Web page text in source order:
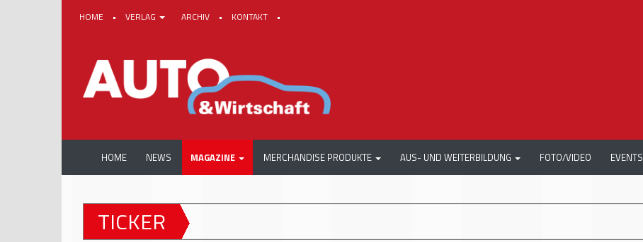
HOME • VERLAG ARCHIV • KONTAKT •
HOME NEWS MAGAZINE MERCHANDISE PRODUKTE AUS- UND WEITERBILDUNG FOTO/VIDEO EVENTS
TICKER